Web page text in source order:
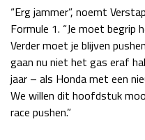
Race
Kwalificatie
Race
GP ABU DHABI 2026
Kwalificatie
Race
“Erg jammer”, noemt
Formule 1. “Je moet begrip
Verder moet je blijven
gaan nu niet het gas eraf
jaar – als Honda met een
We willen dit hoofdstuk
race pushen.”